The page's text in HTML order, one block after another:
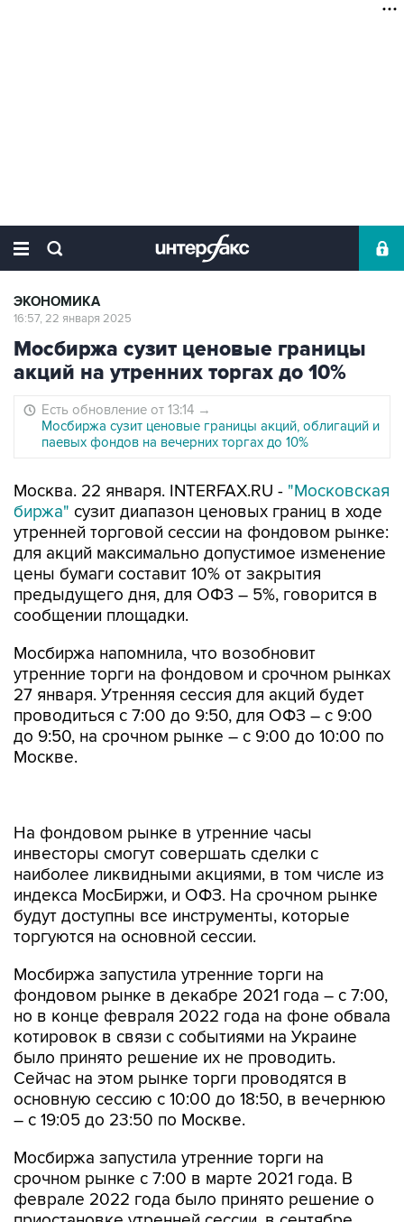
ЭКОНОМИКА
16:57, 22 января 2025
Мосбиржа сузит ценовые границы
акций на утренних торгах до 10%
Есть обновление от 13:14 →
Мосбиржа сузит ценовые границы акций, облигаций и
паевых фондов на вечерних торгах до 10%
Москва. 22 января. INTERFAX.RU - "Московская
биржа" сузит диапазон ценовых границ в ходе
утренней торговой сессии на фондовом рынке:
для акций максимально допустимое изменение
цены бумаги составит 10% от закрытия
предыдущего дня, для ОФЗ – 5%, говорится в
сообщении площадки.
Мосбиржа напомнила, что возобновит
утренние торги на фондовом и срочном рынках
27 января. Утренняя сессия для акций будет
проводиться с 7:00 до 9:50, для ОФЗ – с 9:00
до 9:50, на срочном рынке – с 9:00 до 10:00 по
Москве.
наиболее ликвидными акциями, в том числе из
индекса МосБиржи, и ОФЗ. На срочном рынке
будут доступны все инструменты, которые
торгуются на основной сессии.
Мосбиржа запустила утренние торги на
но в конце февраля 2022 года на фоне обвала
котировок в связи с событиями на Украине
было принято решение их не проводить.
Сейчас на этом рынке торги проводятся в
основную сессию с 10:00 до 18:50, в вечернюю
– с 19:05 до 23:50 по Москве.
Мосбиржа запустила утренние торги на
феврале 2022 года было принято решение о
приостановке утренней сессии, в сентябре
2022 года она возобновилась, но с 9:00.